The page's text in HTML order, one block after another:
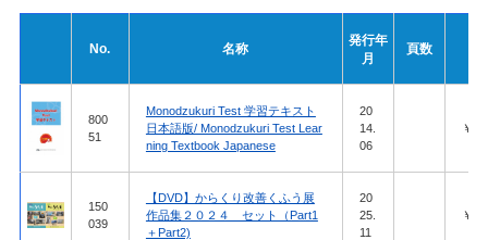
No. 名称
発行年
月
頁数
800
51
Monodzukuri Test 学習テキスト
日本語版/ Monodzukuri Test Lear
ning Textbook Japanese
20
14.
06
￥
150
039
【DVD】からくり改善くふう展
作品集２０２４ セット（Part1
＋Part2)
20
25.
11
￥